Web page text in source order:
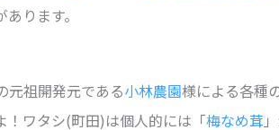
ります。
元祖開発元である小林農園様による各種
！ワタシ(町田)は個人的には「梅なめ茸